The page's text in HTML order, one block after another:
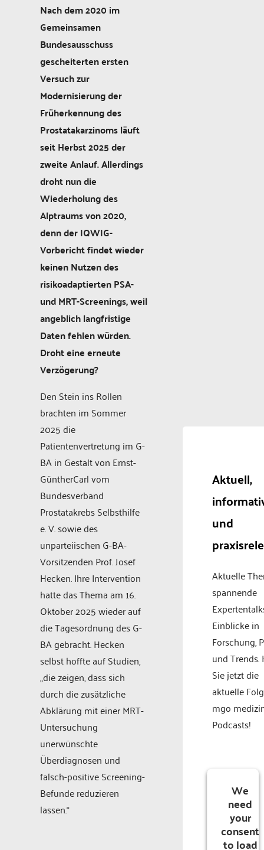
Nach dem 2020 im
Gemeinsamen
Bundesausschuss
gescheiterten ersten
Versuch zur
Modernisierung der
Früherkennung des
Prostatakarzinoms läuft
seit Herbst 2025 der
zweite Anlauf. Allerdings
droht nun die
Wiederholung des
Alptraums von 2020,
denn der IQWIG-
Vorbericht findet wieder
keinen Nutzen des
risikoadaptierten PSA-
und MRT-Screenings, weil
angeblich langfristige
Daten fehlen würden.
Droht eine erneute
Verzögerung?
Den Stein ins Rollen
brachten im Sommer
2025 die
Patientenvertretung im G-
BA in Gestalt von Ernst-
GüntherCarl vom
Bundesverband
Prostatakrebs Selbsthilfe
e. V. sowie des
unparteiischen G-BA-
Vorsitzenden Prof. Josef
Hecken. Ihre Intervention
hatte das Thema am 16.
Oktober 2025 wieder auf
die Tagesordnung des G-
BA gebracht. Hecken
selbst hoffte auf Studien,
„die zeigen, dass sich
durch die zusätzliche
Abklärung mit einer MRT-
Untersuchung
unerwünschte
Überdiagnosen und
falsch-positive Screening-
Befunde reduzieren
lassen.“
Aktuell,
und
Aktuelle
spannende
Einblicke in
Forschung,
und Trends.
Sie jetzt die
aktuelle
mgo
Podcasts!
We
need
your
consent
to load